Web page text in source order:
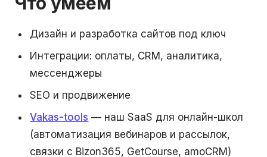
Дизайн и разработка сайтов под ключ
Интеграции: оплаты, CRM, аналитика,
мессенджеры
SEO и продвижение
Vakas-tools — наш SaaS для онлайн-школ
(автоматизация вебинаров и рассылок,
связки с Bizon365, GetCourse, amoCRM)